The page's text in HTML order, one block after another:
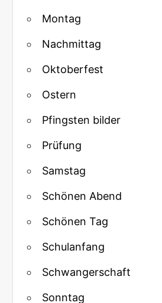
Montag
Nachmittag
Oktoberfest
Ostern
Pfingsten bilder
Prüfung
Samstag
Schönen Abend
Schönen Tag
Schulanfang
Schwangerschaft
Sonntag